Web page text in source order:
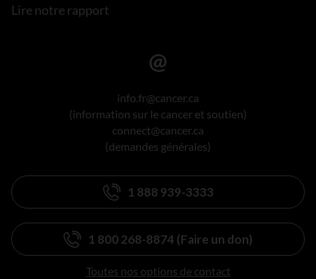
Lire notre rapport
info.fr@cancer.ca
(information sur le cancer et soutien)
connect@cancer.ca
(demandes générales)
1 888 939-3333
1 800 268-8874 (Faire un don)
Toutes nos options de contact